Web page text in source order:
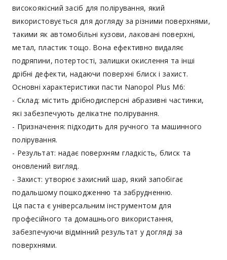
високоякісний засіб для полірування, який
використовується для догляду за різними поверхнями,
такими як автомобільні кузови, лаковані поверхні,
метал, пластик тощо. Вона ефективно видаляє
подряпини, потертості, залишки окислення та інші
дрібні дефекти, надаючи поверхні блиск і захист.
Основні характеристики пасти Nanopol Plus M6:
- Склад: містить дрібнодисперсні абразивні частинки,
які забезпечують делікатне полірування.
- Призначення: підходить для ручного та машинного
полірування.
- Результат: надає поверхням гладкість, блиск та
оновлений вигляд.
- Захист: утворює захисний шар, який запобігає
подальшому пошкодженню та забрудненню.
Ця паста є універсальним інструментом для
професійного та домашнього використання,
забезпечуючи відмінний результат у догляді за
поверхнями.